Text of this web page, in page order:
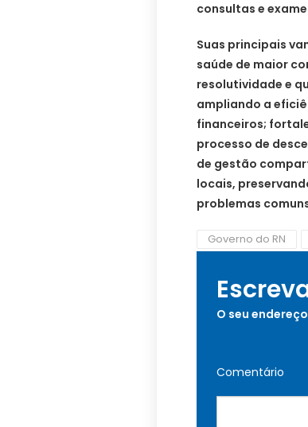
consultas e
Suas principais
saúde de maior
resolutividade e
ampliando a
financeiros;
processo de
de gestão
locais,
problemas
Governo do RN
O seu
Comentário